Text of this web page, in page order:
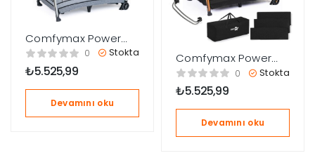
Comfymax Power
Park Yatak Oyun
Parkı 70×110 – Steel
Grey
0 Stokta
₺5.525,99
Devamını oku
Comfymax Power
Park Yatak Oyun
Parkı 70×110 –
Cosmos Black
0 Stokta
₺5.525,99
Devamını oku